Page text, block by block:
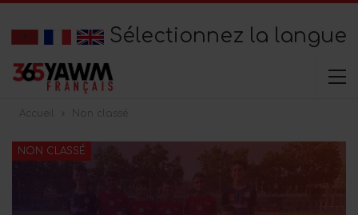
Sélectionnez la langue
Accueil Non classé
NON CLASSÉ